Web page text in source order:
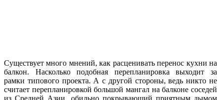
Существует много мнений, как расценивать перенос кухни на
балкон. Насколько подобная перепланировка выходит за
рамки типового проекта. А с другой стороны, ведь никто не
считает перепланировкой большой мангал на балконе соседей
из Средней Азии, обильно покрывающий приятным дымом